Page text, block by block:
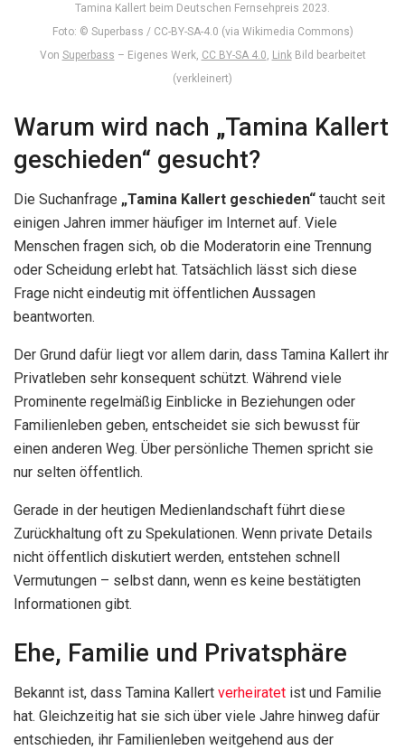
Tamina Kallert beim Deutschen Fernsehpreis 2023.
Foto: © Superbass / CC-BY-SA-4.0 (via Wikimedia Commons)
Von Superbass – Eigenes Werk, CC BY-SA 4.0, LinkBild bearbeitet
(verkleinert)
Warum wird nach „Tamina Kallert
geschieden“ gesucht?
Die Suchanfrage „Tamina Kallert geschieden“ taucht seit
einigen Jahren immer häufiger im Internet auf. Viele
Menschen fragen sich, ob die Moderatorin eine Trennung
oder Scheidung erlebt hat. Tatsächlich lässt sich diese
Frage nicht eindeutig mit öffentlichen Aussagen
beantworten.
Der Grund dafür liegt vor allem darin, dass Tamina Kallert ihr
Privatleben sehr konsequent schützt. Während viele
Prominente regelmäßig Einblicke in Beziehungen oder
Familienleben geben, entscheidet sie sich bewusst für
einen anderen Weg. Über persönliche Themen spricht sie
nur selten öffentlich.
Gerade in der heutigen Medienlandschaft führt diese
Zurückhaltung oft zu Spekulationen. Wenn private Details
nicht öffentlich diskutiert werden, entstehen schnell
Vermutungen – selbst dann, wenn es keine bestätigten
Informationen gibt.
Ehe, Familie und Privatsphäre
Bekannt ist, dass Tamina Kallert verheiratet ist und Familie
hat. Gleichzeitig hat sie sich über viele Jahre hinweg dafür
entschieden, ihr Familienleben weitgehend aus der